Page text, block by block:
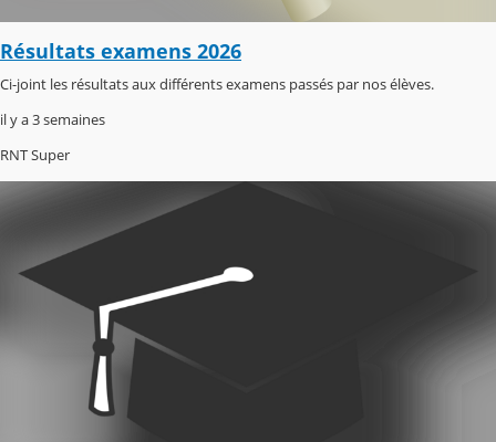
Résultats examens 2026
Ci-joint les résultats aux différents examens passés par nos élèves.
il y a 3 semaines
RNT Super